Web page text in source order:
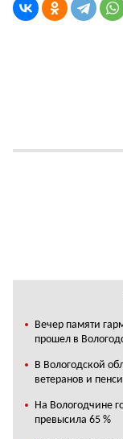
Вечер памяти
прошел в
В Вологодской
ветеранов и
На Вологодчине
превысила 65 %